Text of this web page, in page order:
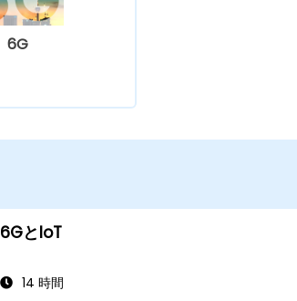
6G
6GとIoT
14 時間